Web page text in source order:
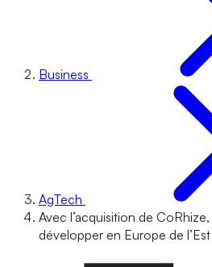
Business
AgTech
Avec l’acquisition de
développer en Europe de l’Est